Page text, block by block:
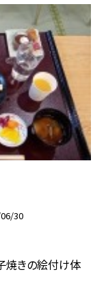
30
焼きの絵付け体